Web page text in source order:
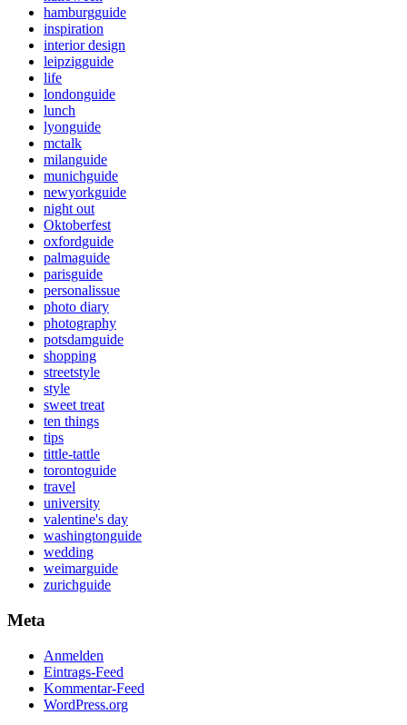
hamburgguide
inspiration
interior design
leipzigguide
life
londonguide
lunch
lyonguide
mctalk
milanguide
munichguide
newyorkguide
night out
Oktoberfest
oxfordguide
palmaguide
parisguide
personalissue
photo diary
photography
potsdamguide
shopping
streetstyle
style
sweet treat
ten things
tips
tittle-tattle
torontoguide
travel
university
valentine's day
washingtonguide
wedding
weimarguide
zurichguide
Meta
Anmelden
Eintrags-Feed
Kommentar-Feed
WordPress.org